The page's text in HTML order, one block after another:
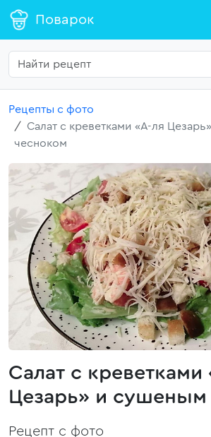
Поварок
Рецепты с фото
Салат с креветками «А-ля
чесноком
Салат с креветками
Цезарь» и сушеным
Рецепт с фото